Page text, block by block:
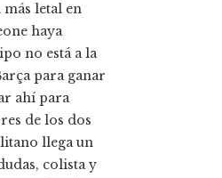
letal en
haya
no está a la
para ganar
ahí para
de los dos
llega un
colista y